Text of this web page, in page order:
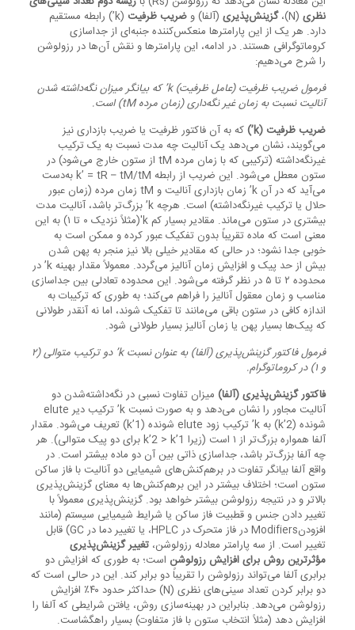
نظری(N)، گزینش‌پذیری(آلفا) و ضریب ظرفیت
(k’) رابطه مستقیم
دارد. هر یک از این پارامترها منعکس‌کننده جنبه‌ای از جداسازی
کروماتوگرافی هستند. در ادامه، این پارامترها و نقش آن‌ها در رزولوشن
را شرح می‌دهیم:
فرمول ضریب ظرفیت (عامل ظرفیت)k’
که بیانگر میزان نگه‌داشته شدن
آنالیت نسبت به زمان غیر نگه‌داری(زمان مردهtM) است.
ضریب ظرفیت (k’)
که به آن فاکتور ظرفیت یا ضریب بازداری نیز
می‌گویند، نشان می‌دهد یک آنالیت چه مدت نسبت به یک ترکیب
غیرنگه‌داشته (ترکیبی که با زمان مرده tM از ستون خارج می‌شود) در
ستون معطل می‌شود. این ضریب از رابطه k’ = tR – tM/tM به‌دست
می‌آید که در آن k’ زمان بازداری آنالیت و tM زمان مرده (زمان عبور
حلال یا ترکیب غیرنگه‌داشته) است. هرچه k’ بزرگ‌تر باشد، آنالیت مدت
بیشتری در ستون می‌ماند. مقادیر بسیار کم k'(مثلاً نزدیک ۰ تا ۱) به این
معنی است که ماده تقریباً بدون تفکیک عبور کرده و ممکن است به
خوبی جدا نشود؛ در حالی که مقادیر خیلی بالا نیز منجر به پهن شدن
بیش از حد پیک و افزایش زمان آنالیز می‌گردد. معمولاً مقدار بهینه k’ در
محدوده ۲ تا ۵ در نظر گرفته می‌شود. این محدوده تعادلی بین جداسازی
مناسب و زمان معقول آنالیز را فراهم می‌کند؛ به طوری که ترکیبات به
اندازه کافی در ستون باقی می‌مانند تا تفکیک شوند، اما نه آنقدر طولانی
که پیک‌ها بسیار پهن یا زمان آنالیز بسیار طولانی شود.
فرمول فاکتور گزینش‌پذیری (آلفا) به عنوان نسبت k’ دو ترکیب متوالی (۲
و ۱) در کروماتوگرام.
فاکتور گزینش‌پذیری (آلفا)میزان تفاوت نسبی در نگه‌داشته‌شدن دو
آنالیت مجاور را نشان می‌دهد و به صورت نسبت k’ ترکیب دیر elute
شونده (k’2) به k’ ترکیب زود elute شونده (k’1) تعریف می‌شود. مقدار
آلفا همواره بزرگ‌تر از ۱ است (زیرا k’2 > k’1 برای دو پیک متوالی). هر
چه آلفا بزرگ‌تر باشد، جداسازی ذاتی بین آن دو ماده بیشتر است. در
واقع آلفا بیانگر تفاوت در برهم‌کنش‌های شیمیایی دو آنالیت با فاز ساکن
ستون است؛ اختلاف بیشتر در این برهم‌کنش‌ها به معنای گزینش‌پذیری
بالاتر و در نتیجه رزولوشن بیشتر خواهد بود. گزینش‌پذیری معمولاً با
تغییر دادن جنس و قطبیت فاز ساکن یا شرایط شیمیایی سیستم (مانند
افزودنModifiers در فاز متحرک در HPLC، یا تغییر دما در GC) قابل
تغییر است. از سه پارامتر معادله رزولوشن، تغییر گزینش‌پذیری
مؤثرترین روش برای افزایش رزولوشن است؛ به طوری که افزایش دو
برابری آلفا می‌تواند رزولوشن را تقریباً دو برابر کند. این در حالی است که
دو برابر کردن تعداد سینی‌های نظری (N) حداکثر حدود ۴۰٪ افزایش
رزولوشن می‌دهد. بنابراین در بهینه‌سازی روش، یافتن شرایطی که آلفا را
افزایش دهد (مثلاً انتخاب ستون با فاز متفاوت) بسیار راهگشاست.